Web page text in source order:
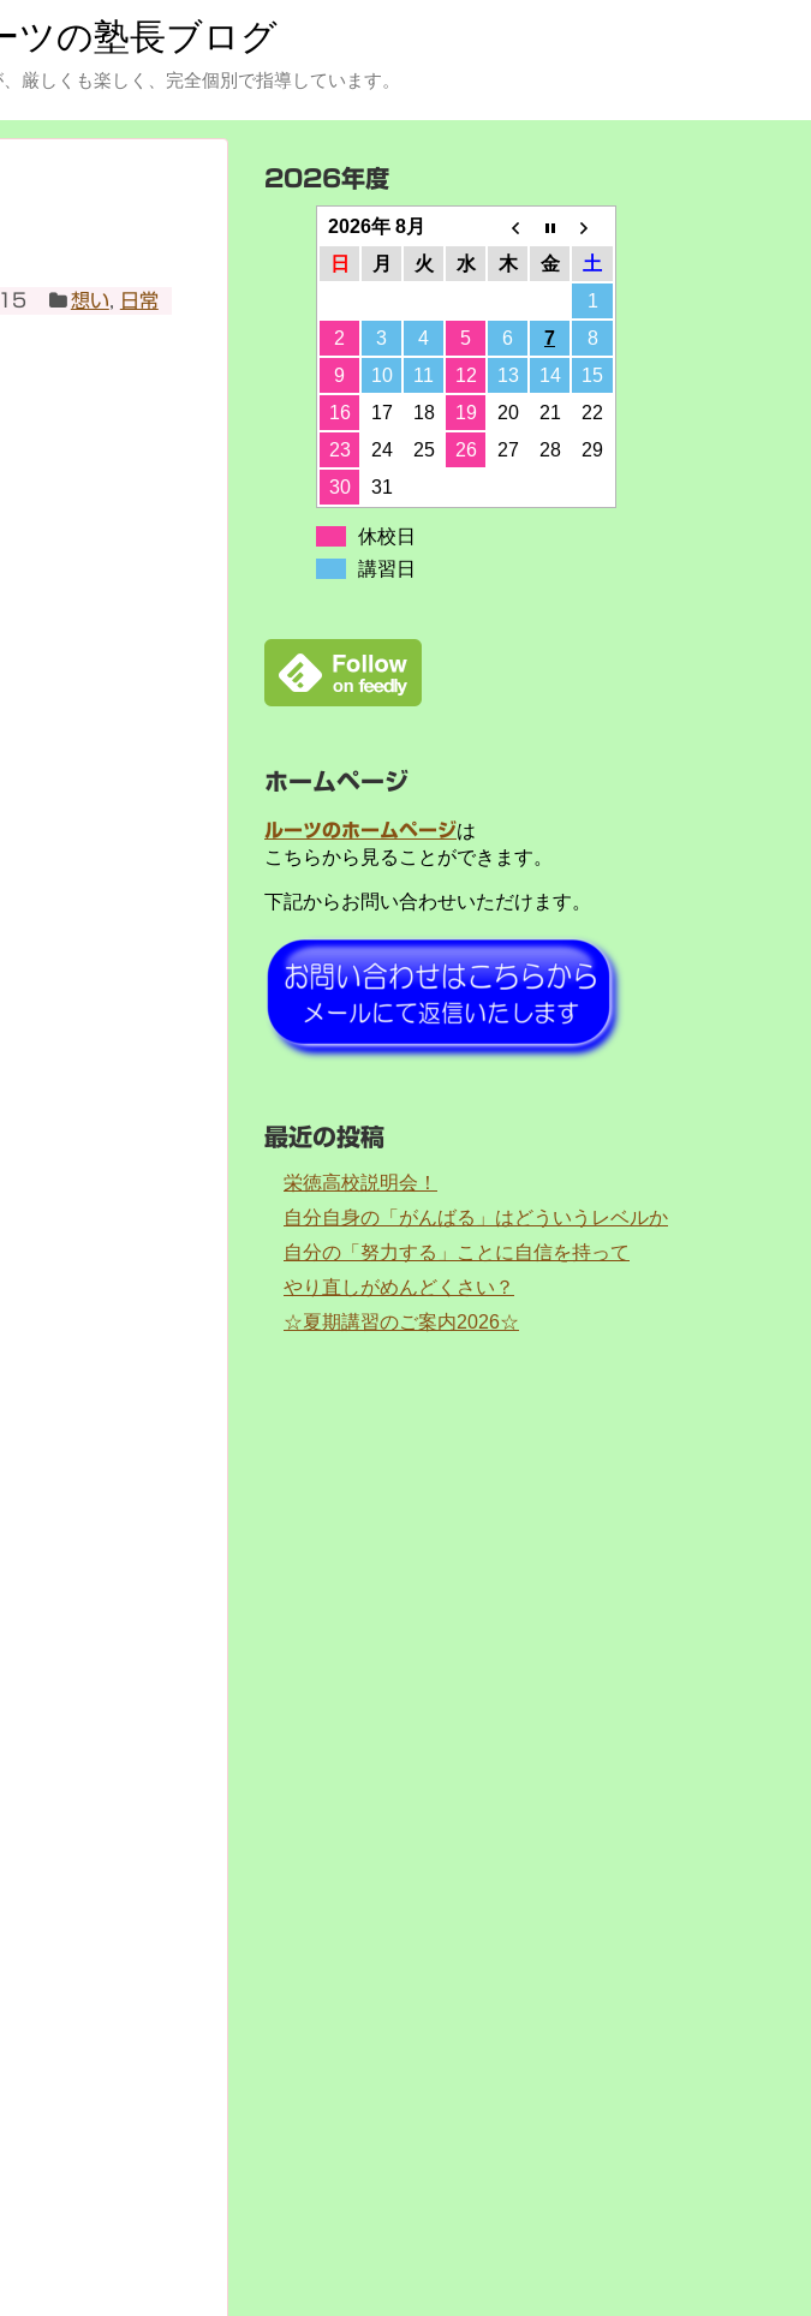
ツの塾長ブログ
厳しくも楽しく、完全個別で指導しています。
想い 日常
2026年度
2026年 8月
日
月 火 水 木 金
土
1
2
3 4 5 6 7
8
9
10 11 12 13 14
15
16
17 18 19 20 21
22
23
24 25 26 27 28
29
30
31
休校日
講習日
ホームページ
ルーツのホームページは
こちらから見ることができます。
下記からお問い合わせいただけます。
最近の投稿
栄徳高校説明会！
自分自身の「がんばる」はどういうレベルか
自分の「努力する」ことに自信を持って
やり直しがめんどくさい？
☆夏期講習のご案内2026☆